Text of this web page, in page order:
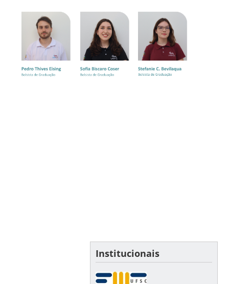
Institucionais